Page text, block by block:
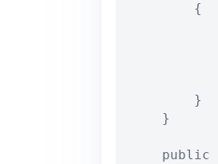
        {
        }
    }
public